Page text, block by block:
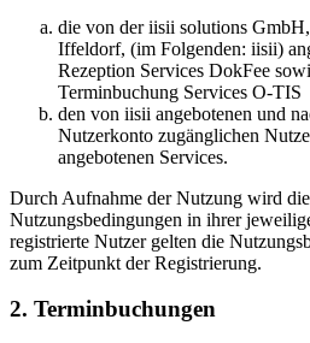
die von der iisii solutions
Iffeldorf, (im Folgenden: iisii)
Rezeption Services DokFee
Terminbuchung Services O-TIS
den von iisii angebotenen und
Nutzerkonto zugänglichen
angebotenen Services.
Durch Aufnahme der Nutzung wird
Nutzungsbedingungen in ihrer
registrierte Nutzer gelten die
zum Zeitpunkt der Registrierung.
2. Terminbuchungen